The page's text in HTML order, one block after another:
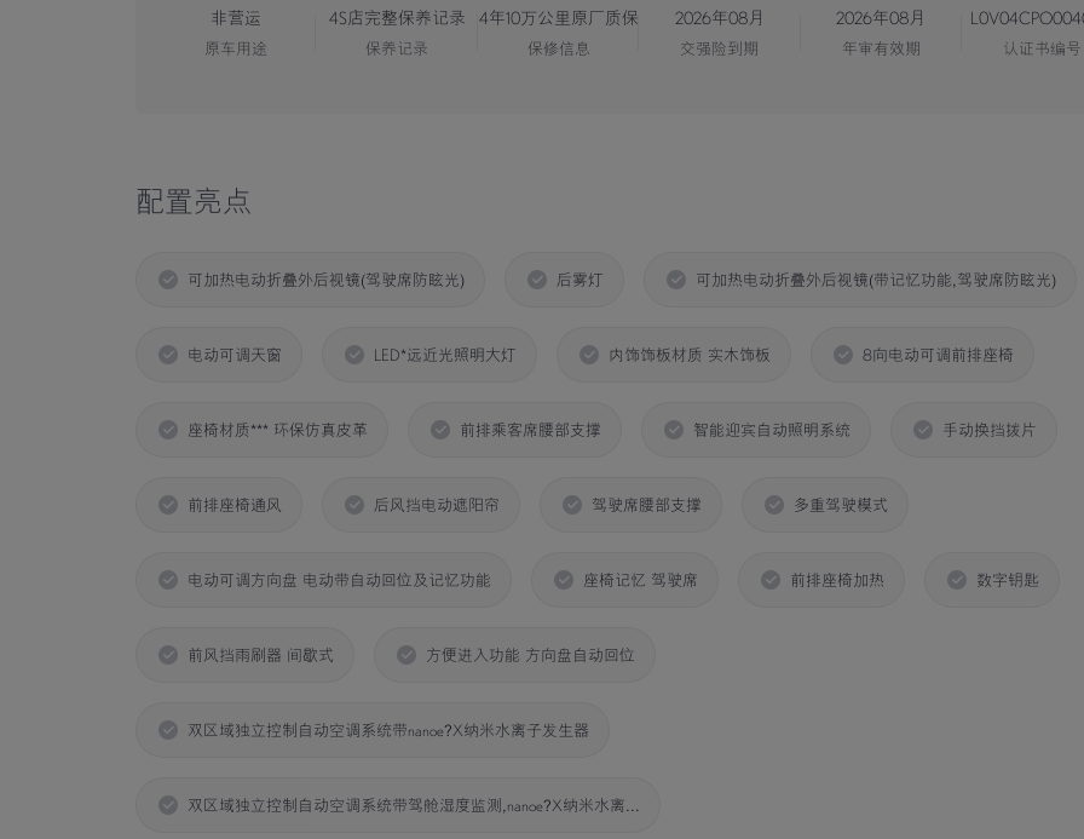
非营运
原车用途
4S店完整保养记录
保养记录
4年10万公里原厂质保
保修信息
2026年08月
交强险到期
2026年08月
年审有效期 认证书编号
配置亮点
可加热电动折叠外后视镜(驾驶席防眩光) 后雾灯 可加热电动折叠外后视镜(带记忆功能,驾驶席防眩光)
电动可调天窗 LED*远近光照明大灯 内饰饰板材质 实木饰板 8向电动可调前排座椅
座椅材质*** 环保仿真皮革 前排乘客席腰部支撑 智能迎宾自动照明系统 手动换挡拨片
前排座椅通风 后风挡电动遮阳帘 驾驶席腰部支撑 多重驾驶模式
电动可调方向盘 电动带自动回位及记忆功能 座椅记忆 驾驶席 前排座椅加热 数字钥匙
前风挡雨刷器 间歇式 方便进入功能 方向盘自动回位
双区域独立控制自动空调系统带nanoe?X纳米水离子发生器
双区域独立控制自动空调系统带驾舱湿度监测,nanoe?X纳米水离...